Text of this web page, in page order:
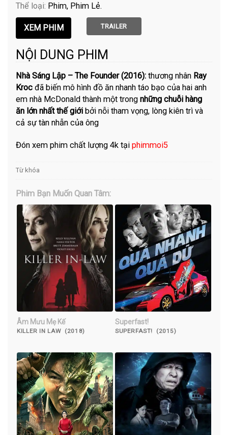
Thể loại: Phim Phim Lẻ
TRAILER
NỘI DUNG PHIM
Nhà Sáng Lập – The Founder (2016):thương nhân Ray
Kroc đã biến mô hình đồ ăn nhanh táo bạo của hai anh
em nhà McDonald thành một trongnhững chuỗi hàng
ăn lớn nhất thế giới bởi nỗi tham vọng, lòng kiên trì và
cả sự tàn nhẫn của ông
Đón xem phim chất lượng 4k tạiphimmoi5
Từ khóa
Phim Bạn Muốn Quan Tâm:
Âm Mưu Mẹ Kế
KILLER IN LAW (2018)
Superfast!
SUPERFAST! (2015)